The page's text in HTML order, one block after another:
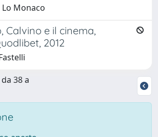
Monaco
Calvino e il cinema,
2012
38 a